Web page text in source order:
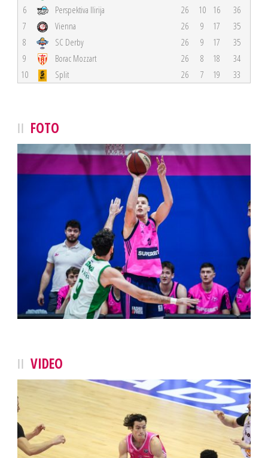
6
Perspektiva Ilirija 26 10 16
36
7
Vienna 26 9 17
35
8
SC Derby 26 9 17
35
9
Borac Mozzart 26 8 18
34
10
Split 26 7 19 33
FOTO
VIDEO